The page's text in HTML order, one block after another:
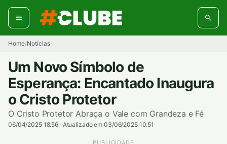
Pular
para
conteúdo
Home/Notícias
Um Novo Símbolo de
Esperança: Encantado Inaugura
o Cristo Protetor
O Cristo Protetor Abraça o Vale com Grandeza e Fé
06/04/2025 18:56 · Atualizado em 03/06/2025 10:51
PUBLICIDADE